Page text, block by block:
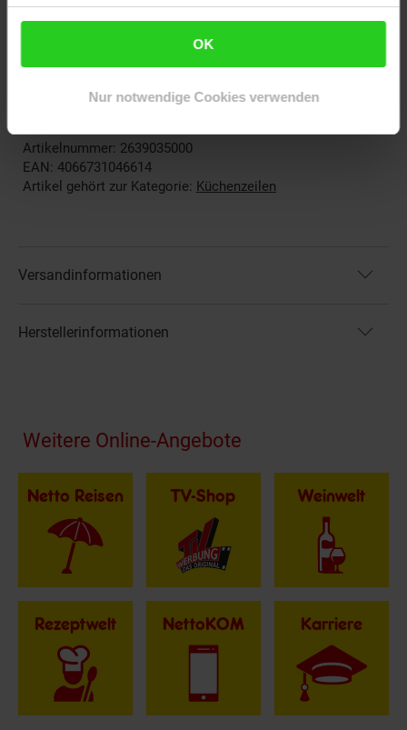
OK
Nur notwendige Cookies verwenden
• 1x Küche als Bausatz
Artikelnummer: 2639035000
EAN: 4066731046614
Artikel gehört zur Kategorie: Küchenzeilen
Versandinformationen
Herstellerinformationen
Fußzeile
Weitere Online-Angebote
Netto Reisen TV-Shop Weinwelt
Rezeptwelt NettoKOM Karriere